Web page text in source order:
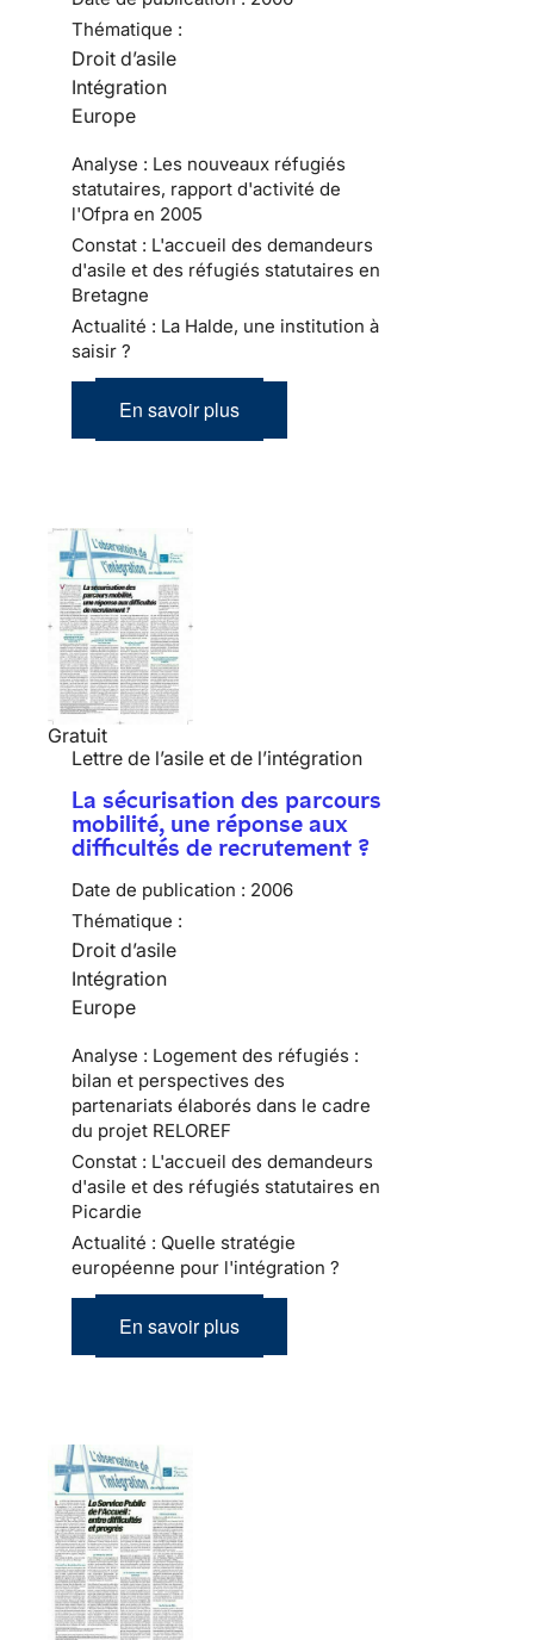
Thématique :
Droit d’asile
Intégration
Europe
Analyse : Les nouveaux réfugiés
statutaires, rapport d'activité de
l'Ofpra en 2005
Constat : L'accueil des demandeurs
d'asile et des réfugiés statutaires en
Bretagne
Actualité : La Halde, une institution à
saisir ?
En savoir plus
Gratuit
Lettre de l’asile et de l’intégration
La sécurisation des parcours
mobilité, une réponse aux
difficultés de recrutement ?
Date de publication : 2006
Thématique :
Droit d’asile
Intégration
Europe
Analyse : Logement des réfugiés :
bilan et perspectives des
partenariats élaborés dans le cadre
du projet RELOREF
Constat : L'accueil des demandeurs
d'asile et des réfugiés statutaires en
Picardie
Actualité : Quelle stratégie
européenne pour l'intégration ?
En savoir plus